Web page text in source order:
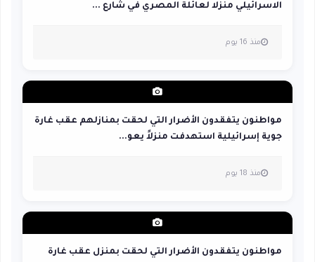
الاسرائيلي منزلا لعائلة المصري في شارع ...
منذ 16 يوم
مواطنون يتفقدون الأضرار التي لحقت بمنازلهم عقب غارة
جوية إسرائيلية استهدفت منزلاً يعو...
منذ 18 يوم
مواطنون يتفقدون الأضرار التي لحقت بمنزل عقب غارة